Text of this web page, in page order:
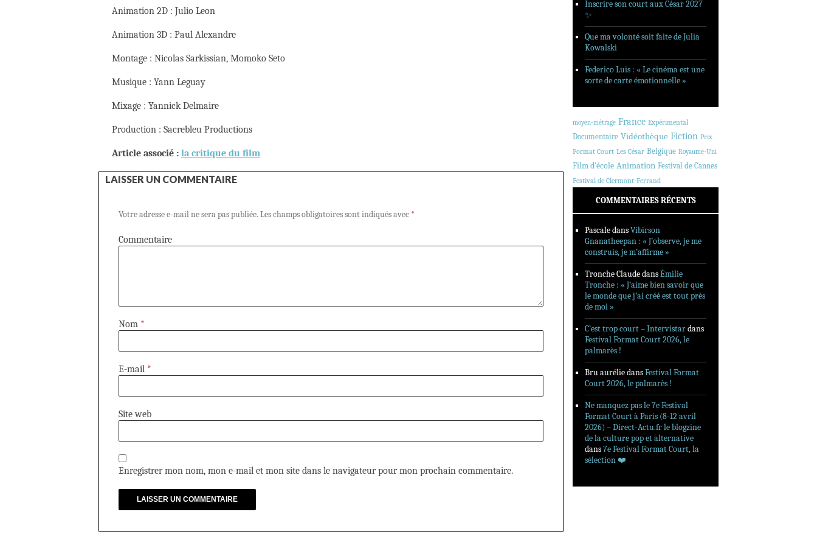
Animation 2D : Julio Leon
Animation 3D : Paul Alexandre
Montage : Nicolas Sarkissian, Momoko Seto
Musique : Yann Leguay
Mixage : Yannick Delmaire
Production : Sacrebleu Productions
Article associé : la critique du film
LAISSER UN COMMENTAIRE
Votre adresse e-mail ne sera pas publiée. Les champs obligatoires sont indiqués avec *
Commentaire
Nom *
E-mail *
Site web
Enregistrer mon nom, mon e-mail et mon site dans le navigateur pour mon prochain commentaire.
Inscrire son court aux César 2027
✨
Que ma volonté soit faite de Julia
Kowalski
Federico Luis : « Le cinéma est une
sorte de carte émotionnelle »
moyen-métrage France Expérimental
Documentaire Vidéothèque Fiction Prix
Format Court Les César Belgique Royaume-Uni
Film d'école Animation Festival de Cannes
Festival de Clermont-Ferrand
COMMENTAIRES RÉCENTS
PascaledansVibirson
Gnanatheepan : « J’observe, je me
construis, je m’affirme »
Tronche ClaudedansÉmilie
Tronche : « J’aime bien savoir que
le monde que j’ai créé est tout près
de moi »
C’est trop court – Intervistardans
Festival Format Court 2026, le
palmarès !
Bru auréliedansFestival Format
Court 2026, le palmarès !
Ne manquez pas le 7e Festival
Format Court à Paris (8-12 avril
2026) – Direct-Actu.fr le blogzine
de la culture pop et alternative
dans7e Festival Format Court, la
sélection ❤️‍